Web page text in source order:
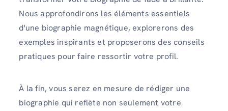
Nous approfondirons les éléments essentiels
d'une biographie magnétique, explorerons des
exemples inspirants et proposerons des conseils
pratiques pour faire ressortir votre profil.
À la fin, vous serez en mesure de rédiger une
biographie qui reflète non seulement votre